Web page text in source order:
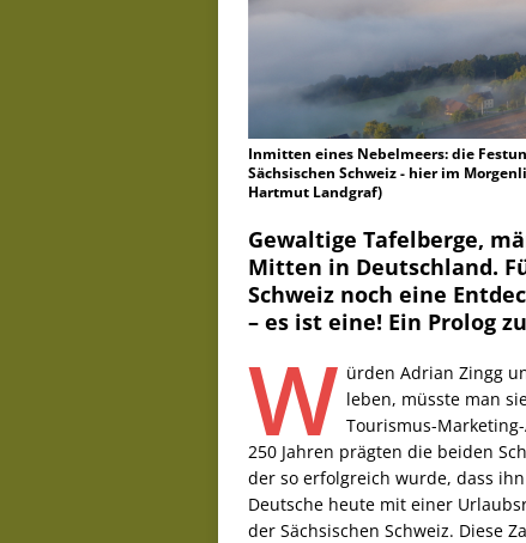
Inmitten eines Nebelmeers: die
Sächsischen Schweiz - hier im
Hartmut Landgraf)
Gewaltige Tafelberge,
Mitten in Deutschland.
Schweiz noch eine
– es ist eine! Ein Prolog
W ürden Adrian Zingg
leben, müsste man
Tourismus-
250 Jahren prägten die beiden
der so erfolgreich wurde, dass
Deutsche heute mit einer
der Sächsischen Schweiz. Diese